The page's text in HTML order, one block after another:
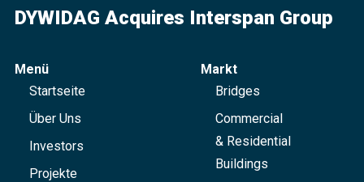
DYWIDAG Acquires Interspan Group
Menü
Startseite
Über Uns
Investors
Projekte
Markt
Bridges
Commercial
& Residential
Buildings